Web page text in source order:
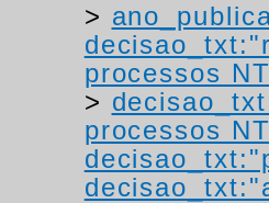
>
processos
>
processos